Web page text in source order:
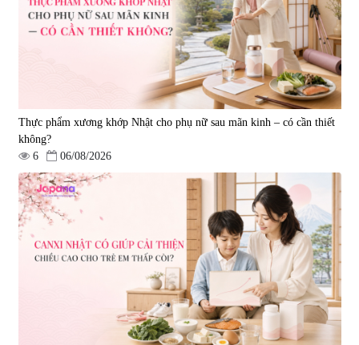
| 57.920
1.450.000 đ
Oil 30 viên/gói - Date 02/2027
|52.346
225.000 đ
Tẩy tế bào chết Nichiei Bussan
Nano NMN+ Peeling Gel
Luxury 200g
1.490.000 đ
Viên uống hỗ trợ bền thành
mạch, ngừa tai biến Elastin Plus
& Nattokinase Hokoen 80 viên
|0
980.000 đ
Thực phẩm xương khớp Nhật cho phụ nữ sau mãn kinh – có cần thiết
không?
6
06/08/2026